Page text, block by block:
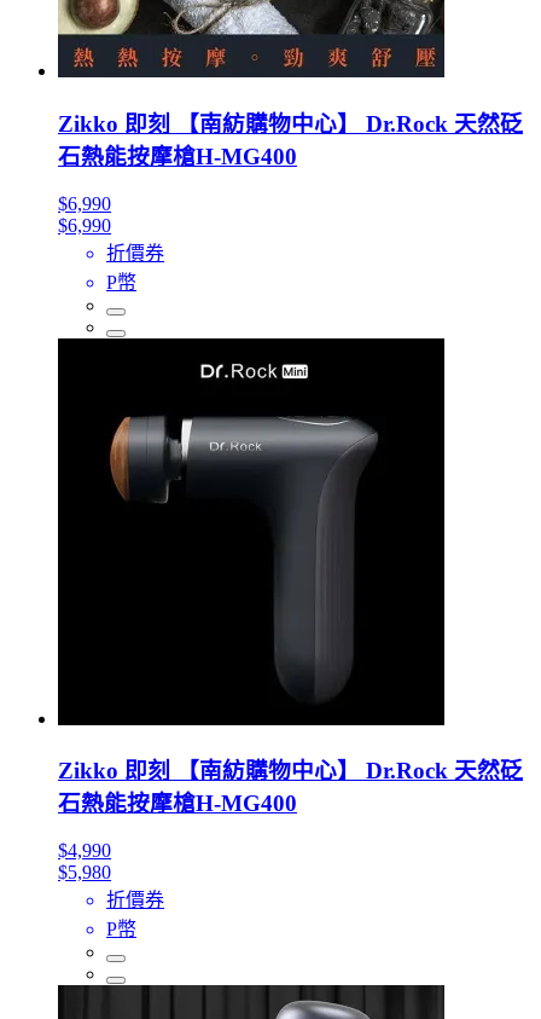
Zikko 即刻 【南紡購物中心】 Dr.Rock 天然砭
石熱能按摩槍H-MG400
$6,990
$6,990
折價券
P幣
Zikko 即刻 【南紡購物中心】 Dr.Rock 天然砭
石熱能按摩槍H-MG400
$4,990
$5,980
折價券
P幣